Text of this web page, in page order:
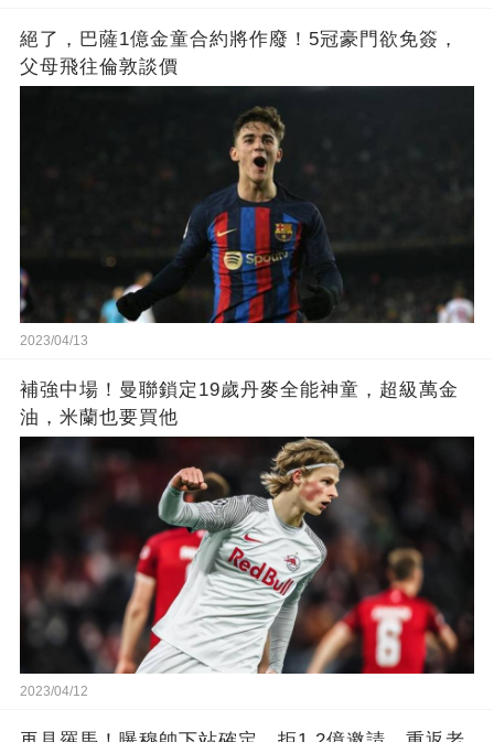
絕了，巴薩1億金童合約將作廢！5冠豪門欲免簽，
父母飛往倫敦談價
2023/04/13
補強中場！曼聯鎖定19歲丹麥全能神童，超級萬金
油，米蘭也要買他
2023/04/12